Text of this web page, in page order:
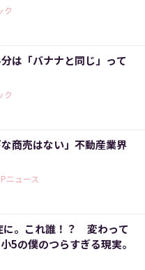
ク
は「バナナと同じ」って
ク
な商売はない」不動産業界
ニュース
に。これ誰！？ 変わって
5の僕のつらすぎる現実。